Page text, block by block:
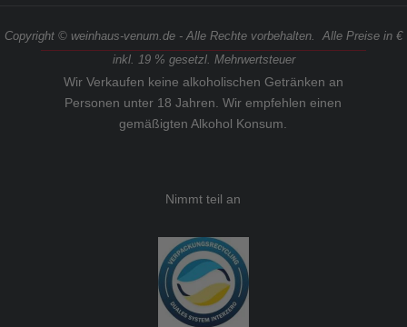
Copyright © weinhaus-venum.de - Alle Rechte vorbehalten. Alle Preise in €
inkl. 19 % gesetzl. Mehrwertsteuer
Wir Verkaufen keine alkoholischen Getränken an
Personen unter 18 Jahren. Wir empfehlen einen
gemäßigten Alkohol Konsum.
Nimmt teil an